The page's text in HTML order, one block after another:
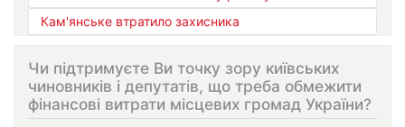
Кам'янське втратило захисника
Чи підтримуєте Ви точку зору київських
чиновників і депутатів, що треба обмежити
фінансові витрати місцевих громад України?